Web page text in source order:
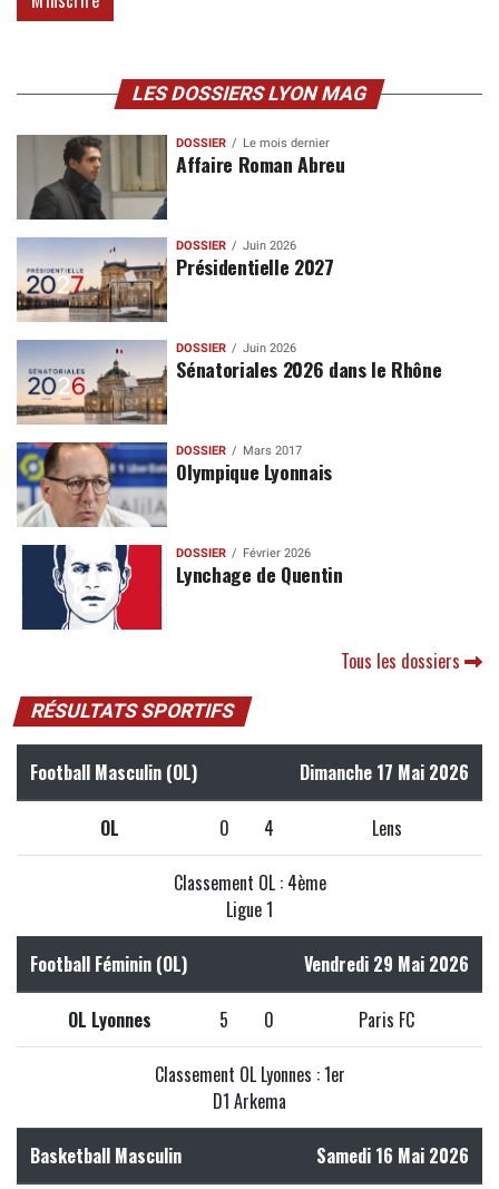
LES DOSSIERS LYON MAG
DOSSIER Le mois dernier
Affaire Roman Abreu
DOSSIER Juin 2026
Présidentielle 2027
DOSSIER Juin 2026
Sénatoriales 2026 dans le Rhône
DOSSIER Mars 2017
Olympique Lyonnais
DOSSIER Février 2026
Lynchage de Quentin
Tous les dossiers
RÉSULTATS SPORTIFS
Football Masculin (OL) Dimanche 17 Mai 2026
OL 0 4 Lens
Classement OL : 4ème
Ligue 1
Football Féminin (OL) Vendredi 29 Mai 2026
OL Lyonnes 5 0 Paris FC
Classement OL Lyonnes : 1er
D1 Arkema
Basketball Masculin Samedi 16 Mai 2026